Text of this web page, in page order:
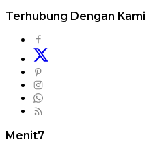
Terhubung Dengan Kami
Menit7